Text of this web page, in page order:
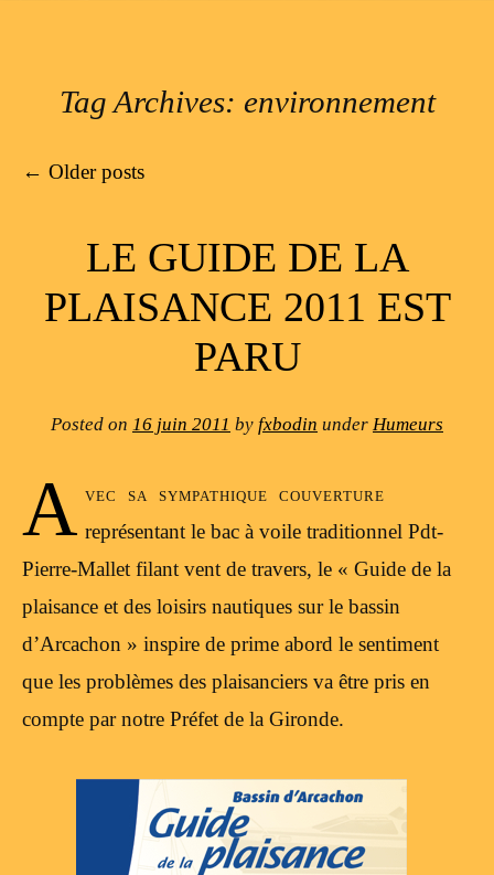
Tag Archives: environnement
Post navigation
← Older posts
LE GUIDE DE LA
PLAISANCE 2011 EST
PARU
Posted on 16 juin 2011 by fxbodin under Humeurs
A vec sa sympathique couverture
représentant le bac à voile traditionnel Pdt-
Pierre-Mallet filant vent de travers, le « Guide de la
plaisance et des loisirs nautiques sur le bassin
d’Arcachon » inspire de prime abord le sentiment
que les problèmes des plaisanciers va être pris en
compte par notre Préfet de la Gironde.